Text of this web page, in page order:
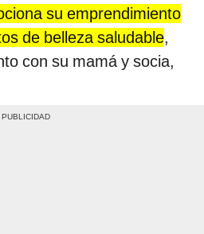
su emprendimiento
de belleza saludable,
con su mamá y socia,